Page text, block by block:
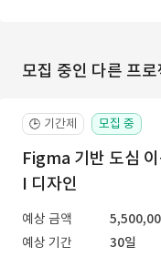
모집 중인 다른 프
🕒 기간제 모집 중
Figma 기반 도심
I 디자인
예상 금액
예상 기간
30일